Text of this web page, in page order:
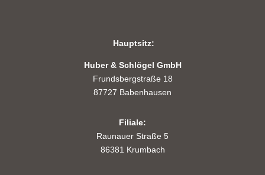
Hauptsitz:
Huber & Schlögel GmbH
Frundsbergstraße 18
87727 Babenhausen
Filiale:
Raunauer Straße 5
86381 Krumbach